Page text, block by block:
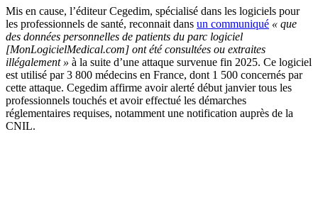
Mis en cause, l’éditeur Cegedim, spécialisé dans les logiciels pour
les professionnels de santé, reconnait dans un communiqué « que
des données personnelles de patients du parc logiciel
[MonLogicielMedical.com] ont été consultées ou extraites
illégalement » à la suite d’une attaque survenue fin 2025. Ce logiciel
est utilisé par 3 800 médecins en France, dont 1 500 concernés par
cette attaque. Cegedim affirme avoir alerté début janvier tous les
professionnels touchés et avoir effectué les démarches
réglementaires requises, notamment une notification auprès de la
CNIL.